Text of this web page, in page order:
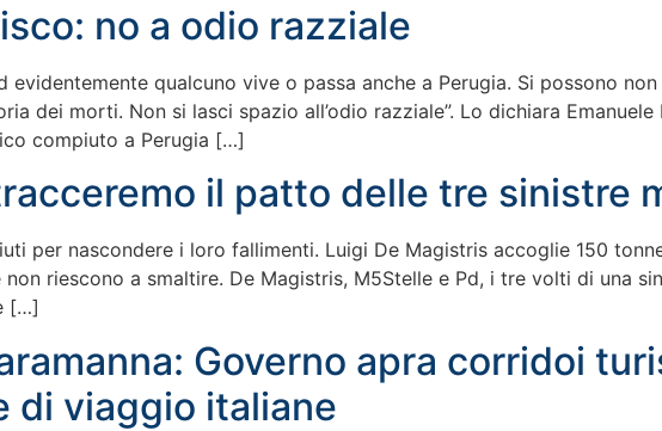
no a odio razziale
qualcuno vive o passa anche a Perugia. Si possono
dei morti. Non si lasci spazio all’odio razziale”. Lo dichiara
compiuto a Perugia […]
il patto delle tre sinistre
per nascondere i loro fallimenti. Luigi De Magistris accoglie 150
riescono a smaltire. De Magistris, M5Stelle e Pd, i tre volti di una
[…]
Governo apra corridoi
di viaggio italiane